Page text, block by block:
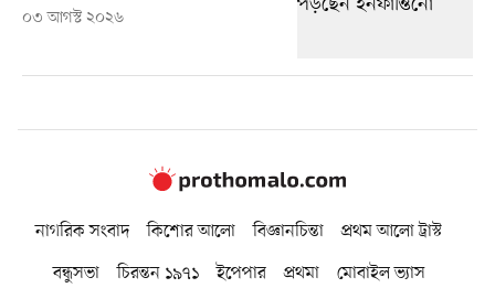
০৩ আগস্ট ২০২৬
নাগরিক সংবাদ কিশোর আলো বিজ্ঞানচিন্তা
প্রথম আলো ট্রাস্ট
বন্ধুসভা
চিরন্তন ১৯৭১ ইপেপার প্রথমা মোবাইল ভ্যাস